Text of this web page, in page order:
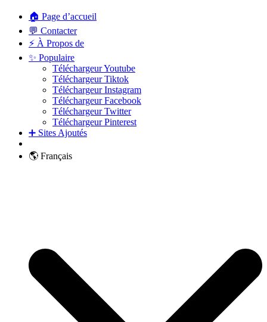
🏠 Page d’accueil
💬 Contacter
⚡ À Propos de
✨ Populaire
Téléchargeur Youtube
Téléchargeur Tiktok
Téléchargeur Instagram
Téléchargeur Facebook
Téléchargeur Twitter
Téléchargeur Pinterest
➕ Sites Ajoutés
🌎 Français